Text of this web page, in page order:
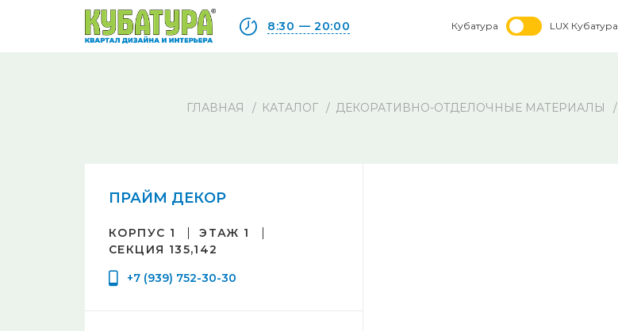
8:30 — 20:00 Кубатура LUX Кубатура
ГЛАВНАЯ КАТАЛОГ ДЕКОРАТИВНО-ОТДЕЛОЧНЫЕ МАТЕРИАЛЫ
ПРАЙМ ДЕКОР
КОРПУС 1
ЭТАЖ 1
СЕКЦИЯ 135,142
+7 (939) 752-30-30